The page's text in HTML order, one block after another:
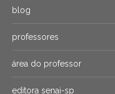
blog
professores
área do professor
editora senai-sp